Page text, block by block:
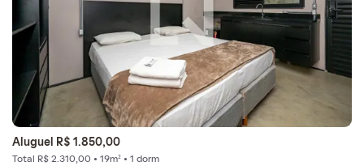
Aluguel R$ 1.850,00
Total R$ 2.310,00 • 19m² • 1 dorm